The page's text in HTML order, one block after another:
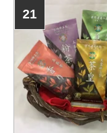
21